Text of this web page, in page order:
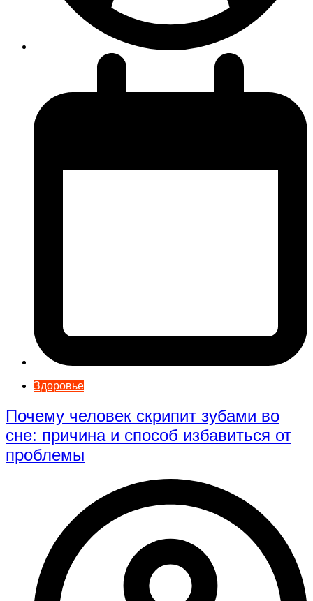
Здоровье
Почему человек скрипит зубами во
сне: причина и способ избавиться от
проблемы